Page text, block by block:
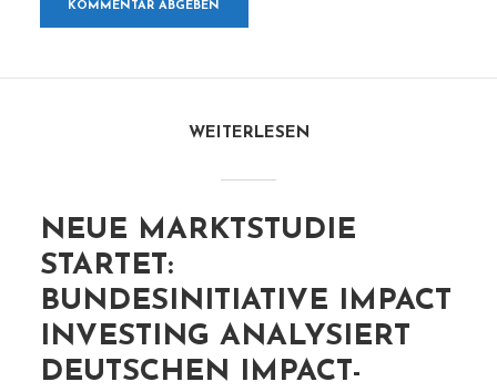
WEITERLESEN
NEUE MARKTSTUDIE
STARTET:
BUNDESINITIATIVE IMPACT
INVESTING ANALYSIERT
DEUTSCHEN IMPACT-